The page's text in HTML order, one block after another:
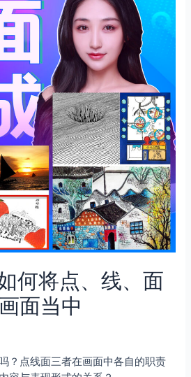
何将点、线、面
面当中
？点线面三者在画面中各自的职责